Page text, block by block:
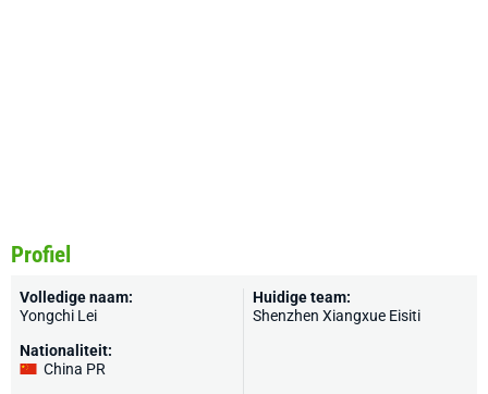
Profiel
Volledige naam:
Yongchi Lei
Nationaliteit:
China PR
Huidige team:
Shenzhen Xiangxue Eisiti